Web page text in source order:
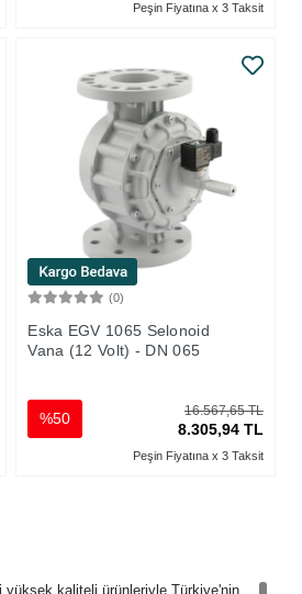
Peşin Fiyatına x 3 Taksit
(0)
Eska EGV 1065 Selonoid
Vana (12 Volt) - DN 065
16.567,65 TL
8.305,94 TL
%50
Peşin Fiyatına x 3 Taksit
yüksek kaliteli ürünleriyle Türkiye'nin